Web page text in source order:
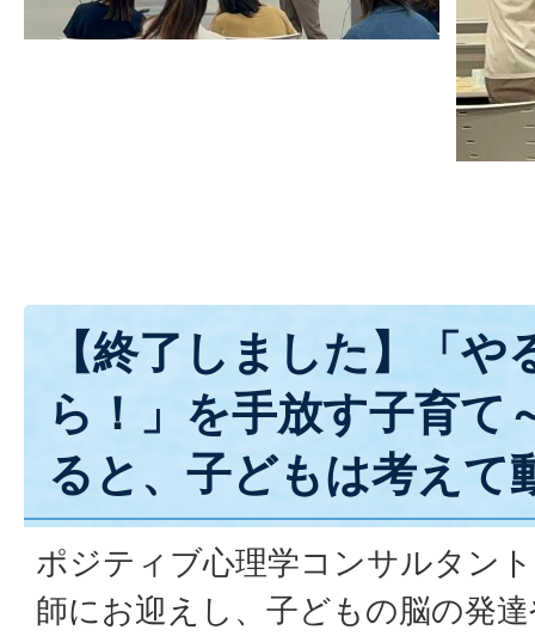
【終了しました】「
ら！」を手放す子育て
ると、子どもは考えて
ポジティブ心理学コンサルタン
師にお迎えし、子どもの脳の発